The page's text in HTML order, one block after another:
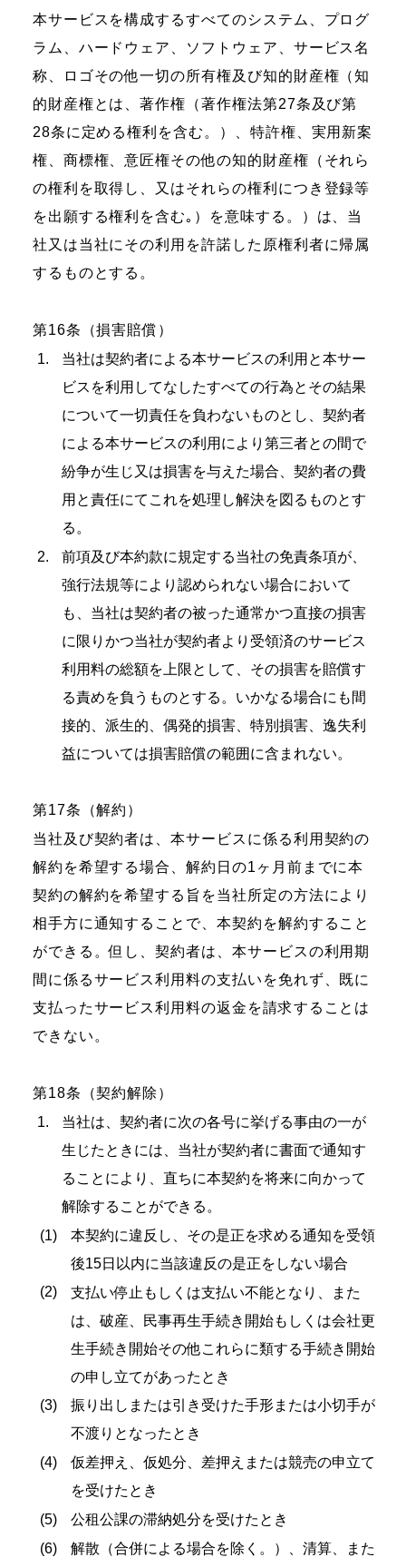
本サービスを構成するすべてのシステム、プログ
ラム、ハードウェア、ソフトウェア、サービス名
称、ロゴその他一切の所有権及び知的財産権（知
的財産権とは、著作権（著作権法第27条及び第
28条に定める権利を含む。）、特許権、実用新案
権、商標権、意匠権その他の知的財産権（それら
の権利を取得し、又はそれらの権利につき登録等
を出願する権利を含む｡）を意味する。）は、当
社又は当社にその利用を許諾した原権利者に帰属
するものとする。
第16条（損害賠償）
当社は契約者による本サービスの利用と本サー
ビスを利用してなしたすべての行為とその結果
について一切責任を負わないものとし、契約者
による本サービスの利用により第三者との間で
紛争が生じ又は損害を与えた場合、契約者の費
用と責任にてこれを処理し解決を図るものとす
る。
前項及び本約款に規定する当社の免責条項が、
強行法規等により認められない場合において
も、当社は契約者の被った通常かつ直接の損害
に限りかつ当社が契約者より受領済のサービス
利用料の総額を上限として、その損害を賠償す
る責めを負うものとする。いかなる場合にも間
接的、派生的、偶発的損害、特別損害、逸失利
益については損害賠償の範囲に含まれない。
第17条（解約）
当社及び契約者は、本サービスに係る利用契約の
解約を希望する場合、解約日の1ヶ月前までに本
契約の解約を希望する旨を当社所定の方法により
相手方に通知することで、本契約を解約すること
ができる。但し、契約者は、本サービスの利用期
間に係るサービス利用料の支払いを免れず、既に
支払ったサービス利用料の返金を請求することは
できない。
第18条（契約解除）
当社は、契約者に次の各号に挙げる事由の一が
生じたときには、当社が契約者に書面で通知す
ることにより、直ちに本契約を将来に向かって
解除することができる。
本契約に違反し、その是正を求める通知を受領
後15日以内に当該違反の是正をしない場合
支払い停止もしくは支払い不能となり、また
は、破産、民事再生手続き開始もしくは会社更
生手続き開始その他これらに類する手続き開始
の申し立てがあったとき
振り出しまたは引き受けた手形または小切手が
不渡りとなったとき
仮差押え、仮処分、差押えまたは競売の申立て
を受けたとき
公租公課の滞納処分を受けたとき
解散（合併による場合を除く。）、清算、また